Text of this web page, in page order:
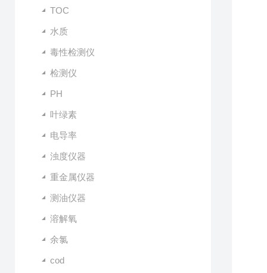
TOC
水质
毒性检测仪
检测仪
PH
叶绿素
电导率
浊度仪器
重金属仪器
测油仪器
溶解氧
余氯
cod